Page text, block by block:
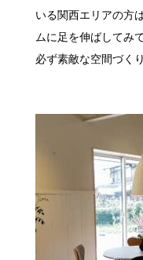
いる関西エリアの方
ムに足を伸ばしてみ
必ず素敵な空間づく